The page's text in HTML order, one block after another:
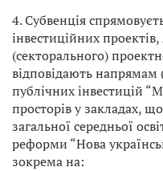
4. Субвенція
інвестиційних
(секторального)
відповідають
публічних інвестицій
просторів у закладах,
загальної середньої
реформи “Нова
зокрема на: